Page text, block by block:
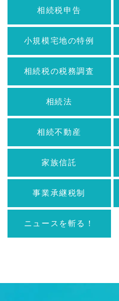
相続税申告
小規模宅地の特例
相続税の税務調査
相続法
相続不動産
家族信託
事業承継税制
ニュースを斬る！